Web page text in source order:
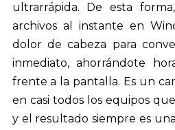
ultrarrápida. De esta
archivos al instante en
dolor de cabeza para
inmediato, ahorrándote
frente a la pantalla. Es un
en casi todos los equipos
y el resultado siempre es